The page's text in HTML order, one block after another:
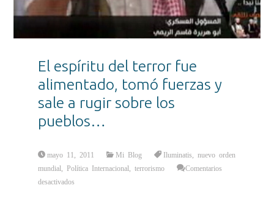
El espíritu del terror fue
alimentado, tomó fuerzas y
sale a rugir sobre los
pueblos…
mayo 11, 2011 Mi Blog Iluminatis ,nuevo orden
mundial
Política Internacional ,terrorismo
Comentarios
desactivados